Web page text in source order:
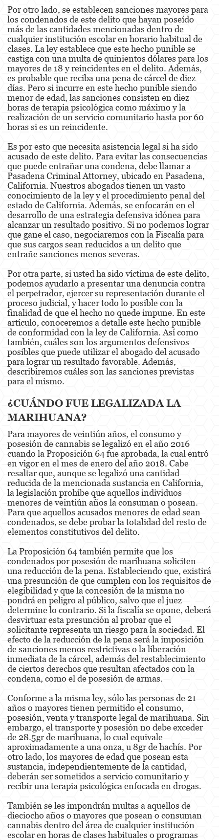
Libertad Condicional Bajo Palabra
Petición para Anular una Condena por
Asesinato
Sello de Registros de Arresto
Violación de la Libertad Condicional
Delincuencia Juvenil
Audiencia de Detención
Audiencias de Transferencia
Delitos por los cuales un Menor puede ser
Juzgado como Adulto
Derechos de los Padres en Casos Juveniles
Desviación Informal Juvenil
División de Justicia Juvenil
Libertad Condicional para Menores
Petición Aceptada
Sello de Registros Juveniles
Tutela de los Tribunales
Tribunal de Delincuencia Juvenil
Dañar Líneas Telefónicas, Eléctricas o de
Servicios Públicos
Incendio Provocado
Invasión Agravada de Propiedad Ajena
Vandalismo
Delitos de Armas
Armas Prohibidas
Delitos De Armas
Descarga Negligente de un Arma de Fuego
Portar un Arma de Fuego Cargada
Portar un Arma de Fuego Oculta
Delitos de Conducción
Conducir con una licencia suspendida
Evadir a un oficial de policía
Homicidio Vehicular
Robo de Auto
Delitos de Cuello Blanco
Apropiación Indebida De Fondos Públicos
Falsificación
Falsificación o Alteración de una
Por otro lado, se establecen sanciones mayores para
los condenados de este delito que hayan poseído
más de las cantidades mencionadas dentro de
cualquier institución escolar en horario habitual de
clases. La ley establece que este hecho punible se
castiga con una multa de quinientos dólares para los
mayores de 18 y reincidentes en el delito. Además,
es probable que reciba una pena de cárcel de diez
días. Pero si incurre en este hecho punible siendo
menor de edad, las sanciones consisten en diez
horas de terapia psicológica como máximo y la
realización de un servicio comunitario hasta por 60
horas si es un reincidente.
Es por esto que necesita asistencia legal si ha sido
acusado de este delito. Para evitar las consecuencias
que puede entrañar una condena, debe llamar a
Pasadena Criminal Attorney, ubicado en Pasadena,
California. Nuestros abogados tienen un vasto
conocimiento de la ley y el procedimiento penal del
estado de California. Además, se enfocarán en el
desarrollo de una estrategia defensiva idónea para
alcanzar un resultado positivo. Si no podemos lograr
que gane el caso, negociaremos con la Fiscalía para
que sus cargos sean reducidos a un delito que
entrañe sanciones menos severas.
Por otra parte, si usted ha sido víctima de este delito,
podemos ayudarlo a presentar una denuncia contra
el perpetrador, ejercer su representación durante el
proceso judicial, y hacer todo lo posible con la
finalidad de que el hecho no quede impune. En este
artículo, conoceremos a detalle este hecho punible
de conformidad con la ley de California. Así como
también, cuáles son los argumentos defensivos
posibles que puede utilizar el abogado del acusado
para lograr un resultado favorable. Además,
describiremos cuáles son las sanciones previstas
para el mismo.
¿CUÁNDO FUE LEGALIZADA LA
MARIHUANA?
Para mayores de veintiún años, el consumo y
posesión de cannabis se legalizó en el año 2016
cuando la Proposición 64 fue aprobada, la cual entró
en vigor en el mes de enero del año 2018. Cabe
resaltar que, aunque se legalizó una cantidad
reducida de la mencionada sustancia en California,
la legislación prohíbe que aquellos individuos
menores de veintiún años la consuman o posean.
Para que aquellos acusados menores de edad sean
condenados, se debe probar la totalidad del resto de
elementos constitutivos del delito.
La Proposición 64 también permite que los
condenados por posesión de marihuana soliciten
una reducción de la pena. Estableciendo que, existirá
una presunción de que cumplen con los requisitos de
elegibilidad y que la concesión de la misma no
pondrá en peligro al público, salvo que el juez
determine lo contrario. Si la fiscalía se opone, deberá
desvirtuar esta presunción al probar que el
solicitante representa un riesgo para la sociedad. El
efecto de la reducción de la pena será la imposición
de sanciones menos restrictivas o la liberación
inmediata de la cárcel, además del restablecimiento
de ciertos derechos que resultan afectados con la
condena, como el de posesión de armas.
Conforme a la misma ley, sólo las personas de 21
años o mayores tienen permitido el consumo,
posesión, venta y transporte legal de marihuana. Sin
embargo, el transporte y posesión no debe exceder
de 28.5gr de marihuana, lo cual equivale
aproximadamente a una onza, u 8gr de hachís. Por
otro lado, los mayores de edad que posean esta
sustancia, independientemente de la cantidad,
deberán ser sometidos a servicio comunitario y
recibir una terapia psicológica enfocada en drogas.
También se les impondrán multas a aquellos de
dieciocho años o mayores que posean o consuman
cannabis dentro del área de cualquier institución
escolar en horas de clases habituales o programas